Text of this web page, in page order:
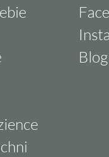
Blog